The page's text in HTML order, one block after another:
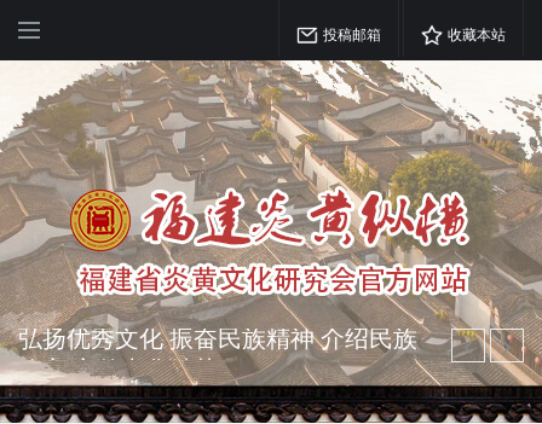
投稿邮箱 收藏本站
突出海西特色 报道台港澳侨 坚持古为
今用 力求雅俗共赏
弘扬优秀文化 振奋民族精神 介绍民族